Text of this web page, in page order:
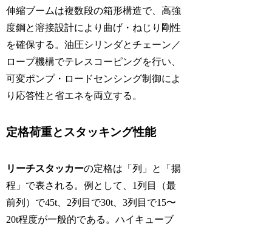
伸縮ブームは複数段の箱形構造で、高強
度鋼と溶接設計により曲げ・ねじり剛性
を確保する。油圧シリンダとチェーン／
ロープ機構でテレスコーピングを行い、
可変ポンプ・ロードセンシング制御によ
り応答性と省エネを両立する。
定格荷重とスタッキング性能
リーチスタッカーの定格は「列」と「揚
程」で表される。例として、1列目（最
前列）で45t、2列目で30t、3列目で15〜
20t程度が一般的である。ハイキューブ